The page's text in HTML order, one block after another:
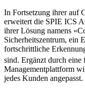
In Fortsetzung ihrer auf
erweitert die SPIE ICS
ihrer Lösung namens
Sicherheitszentrum, ein
fortschrittliche
sind. Ergänzt durch
Managementplattform
jedes Kunden angepasst.